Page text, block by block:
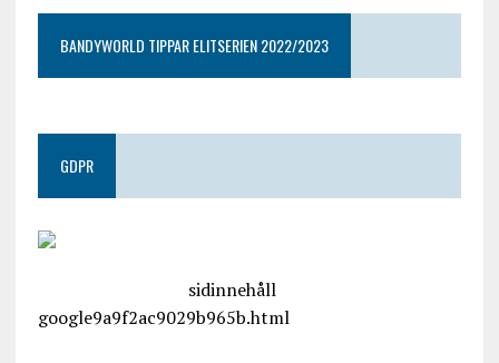
BANDYWORLD TIPPAR ELITSERIEN 2022/2023
GDPR
sidinnehåll
google9a9f2ac9029b965b.html